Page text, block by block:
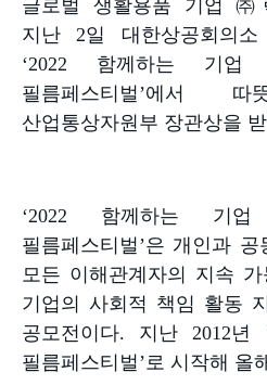
글로벌 생활용품 기업 ㈜
지난 2일 대한상공회의
‘2022 함께하는 기업
필름페스티벌 ’에서 따
산업통상자원부 장관상을
‘2022 함께하는 기업
필름페스티벌 ’은 개인과 공
모든 이해관계자의 지속
기업의 사회적 책임 활동
공모전이다. 지난 2012년
필름페스티벌 ’ 로 시작해 올